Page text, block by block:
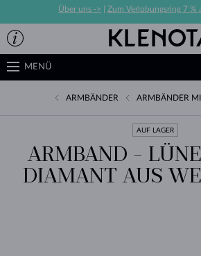
Über uns -> Zum Verlobungsring 7 %
MENÜ
ARMBÄNDER ARMBÄNDER
AUF LAGER
ARMBAND -
DIAMANT AUS